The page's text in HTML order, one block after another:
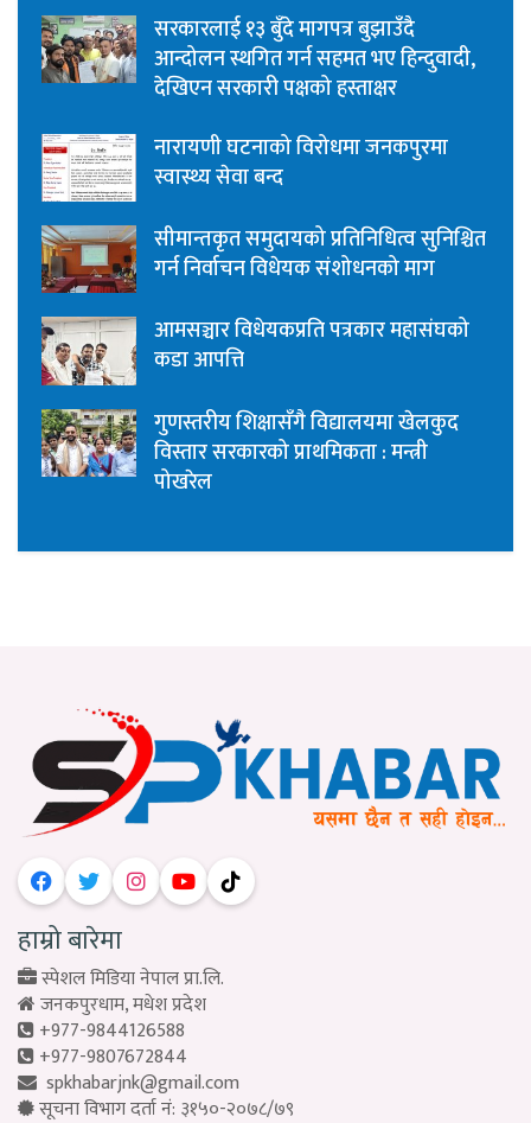
सरकारलाई १३ बुँदे मागपत्र बुझाउँदै
आन्दोलन स्थगित गर्न सहमत भए हिन्दुवादी,
देखिएन सरकारी पक्षको हस्ताक्षर
नारायणी घटनाको विरोधमा जनकपुरमा
स्वास्थ्य सेवा बन्द
सीमान्तकृत समुदायको प्रतिनिधित्व सुनिश्चित
गर्न निर्वाचन विधेयक संशोधनको माग
आमसञ्चार विधेयकप्रति पत्रकार महासंघको
कडा आपत्ति
गुणस्तरीय शिक्षासँगै विद्यालयमा खेलकुद
विस्तार सरकारको प्राथमिकता : मन्त्री
पोखरेल
हाम्रो बारेमा
स्पेशल मिडिया नेपाल प्रा.लि.
जनकपुरधाम, मधेश प्रदेश
+977-9844126588
+977-9807672844
spkhabarjnk@gmail.com
सूचना विभाग दर्ता नं: ३१५०-२०७८/७९